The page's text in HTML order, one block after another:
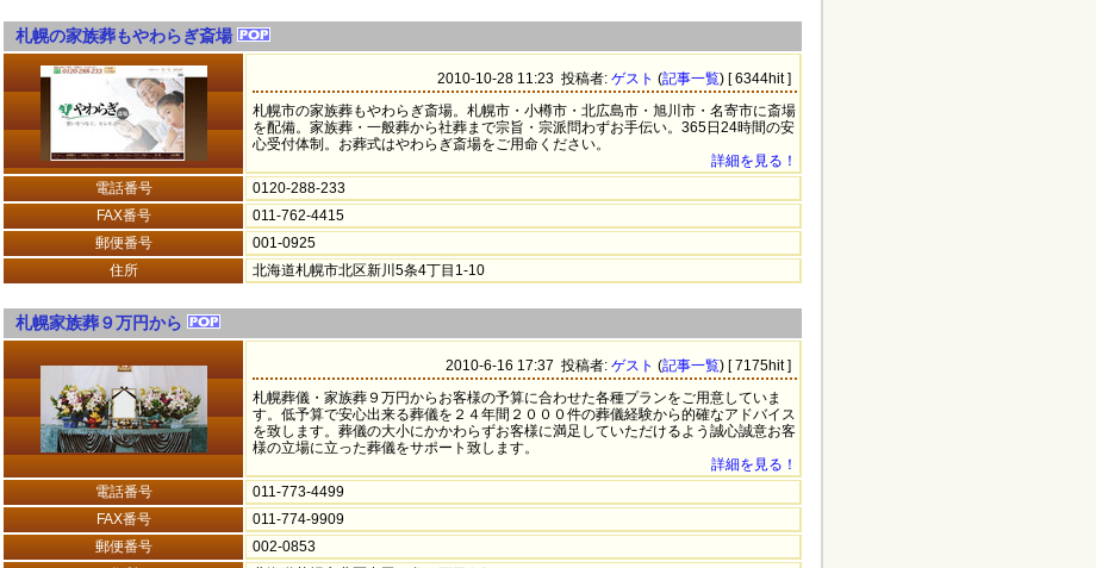
札幌の家族葬もやわらぎ斎場
2010-10-28 11:23 投稿者: ゲスト (記事一覧) [ 6344hit ]
札幌市の家族葬もやわらぎ斎場。札幌市・小樽市・北広島市・旭川市・名寄市に斎場
を配備。家族葬・一般葬から社葬まで宗旨・宗派問わずお手伝い。365日24時間の安
心受付体制。お葬式はやわらぎ斎場をご用命ください。
詳細を見る！
電話番号
0120-288-233
FAX番号
011-762-4415
郵便番号
001-0925
住所
北海道札幌市北区新川5条4丁目1-10
札幌家族葬９万円から
2010-6-16 17:37 投稿者: ゲスト (記事一覧) [ 7175hit ]
札幌葬儀・家族葬９万円からお客様の予算に合わせた各種プランをご用意していま
す。低予算で安心出来る葬儀を２４年間２０００件の葬儀経験から的確なアドバイス
を致します。葬儀の大小にかかわらずお客様に満足していただけるよう誠心誠意お客
様の立場に立った葬儀をサポート致します。
詳細を見る！
電話番号
011-773-4499
FAX番号
011-774-9909
郵便番号
002-0853